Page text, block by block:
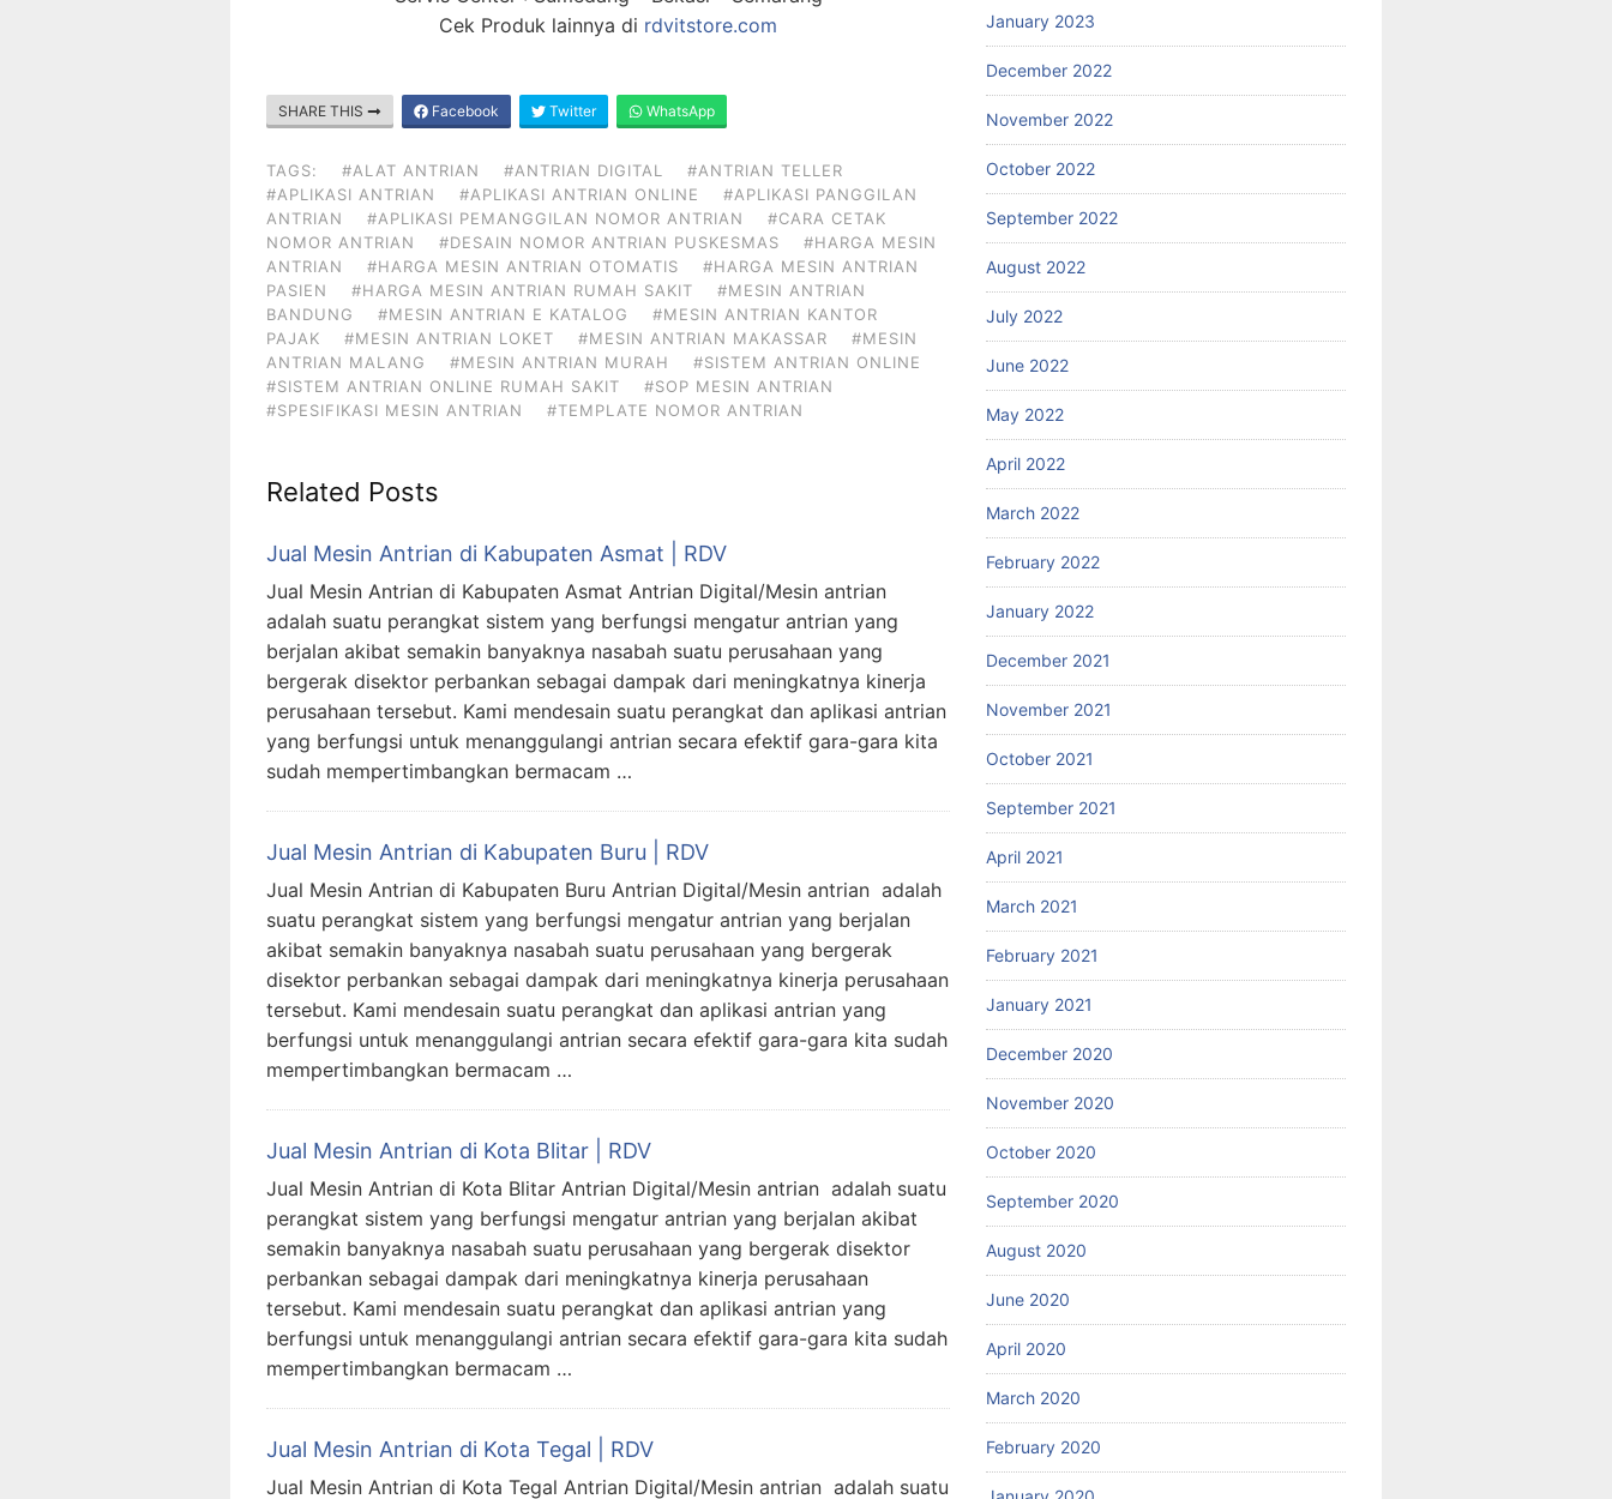
Cek Produk lainnya di rdvitstore.com
SHARE THIS Facebook Twitter WhatsApp
TAGS: #ALAT ANTRIAN #ANTRIAN DIGITAL
#ANTRIAN TELLER
#APLIKASI ANTRIAN
#APLIKASI ANTRIAN ONLINE
#APLIKASI PANGGILAN
ANTRIAN
#APLIKASI PEMANGGILAN NOMOR ANTRIAN
#CARA CETAK
NOMOR ANTRIAN
#DESAIN NOMOR ANTRIAN PUSKESMAS
#HARGA MESIN
ANTRIAN
#HARGA MESIN ANTRIAN OTOMATIS
#HARGA MESIN ANTRIAN
PASIEN
#HARGA MESIN ANTRIAN RUMAH SAKIT
#MESIN ANTRIAN
BANDUNG
#MESIN ANTRIAN E KATALOG
#MESIN ANTRIAN KANTOR
PAJAK
#MESIN ANTRIAN LOKET #MESIN ANTRIAN MAKASSAR
#MESIN
ANTRIAN MALANG
#MESIN ANTRIAN MURAH
#SISTEM ANTRIAN ONLINE
#SISTEM ANTRIAN ONLINE RUMAH SAKIT
#SOP MESIN ANTRIAN
#SPESIFIKASI MESIN ANTRIAN
#TEMPLATE NOMOR ANTRIAN
Related Posts
Jual Mesin Antrian di Kabupaten Asmat | RDV
Jual Mesin Antrian di Kabupaten Asmat Antrian Digital/Mesin antrian
adalah suatu perangkat sistem yang berfungsi mengatur antrian yang
berjalan akibat semakin banyaknya nasabah suatu perusahaan yang
bergerak disektor perbankan sebagai dampak dari meningkatnya kinerja
perusahaan tersebut. Kami mendesain suatu perangkat dan aplikasi antrian
yang berfungsi untuk menanggulangi antrian secara efektif gara-gara kita
sudah mempertimbangkan bermacam …
Jual Mesin Antrian di Kabupaten Buru | RDV
Jual Mesin Antrian di Kabupaten Buru Antrian Digital/Mesin antrian adalah
suatu perangkat sistem yang berfungsi mengatur antrian yang berjalan
akibat semakin banyaknya nasabah suatu perusahaan yang bergerak
disektor perbankan sebagai dampak dari meningkatnya kinerja perusahaan
tersebut. Kami mendesain suatu perangkat dan aplikasi antrian yang
berfungsi untuk menanggulangi antrian secara efektif gara-gara kita sudah
mempertimbangkan bermacam …
Jual Mesin Antrian di Kota Blitar | RDV
Jual Mesin Antrian di Kota Blitar Antrian Digital/Mesin antrian adalah suatu
perangkat sistem yang berfungsi mengatur antrian yang berjalan akibat
semakin banyaknya nasabah suatu perusahaan yang bergerak disektor
perbankan sebagai dampak dari meningkatnya kinerja perusahaan
tersebut. Kami mendesain suatu perangkat dan aplikasi antrian yang
berfungsi untuk menanggulangi antrian secara efektif gara-gara kita sudah
mempertimbangkan bermacam …
Jual Mesin Antrian di Kota Tegal | RDV
Jual Mesin Antrian di Kota Tegal Antrian Digital/Mesin antrian adalah suatu
January 2023
December 2022
November 2022
October 2022
September 2022
August 2022
July 2022
June 2022
May 2022
April 2022
March 2022
February 2022
January 2022
December 2021
November 2021
October 2021
September 2021
April 2021
March 2021
February 2021
January 2021
December 2020
November 2020
October 2020
September 2020
August 2020
June 2020
April 2020
March 2020
February 2020